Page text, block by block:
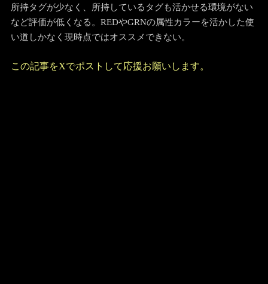
所持タグが少なく、所持しているタグも活かせる環境がない
など評価が低くなる。REDやGRNの属性カラーを活かした使
い道しかなく現時点ではオススメできない。
この記事をXでポストして応援お願いします。